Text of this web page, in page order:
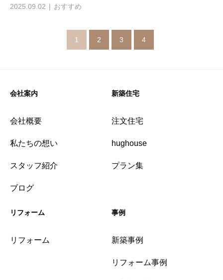
2025.09.02 おすすめ
1 2 3 4
会社案内
会社概要
私たちの想い
スタッフ紹介
ブログ
新築住宅
注文住宅
hughouse
プラン集
リフォーム
リフォーム
事例
新築事例
リフォーム事例